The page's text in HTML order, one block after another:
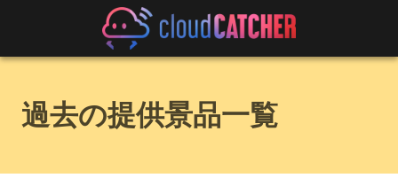
過去の提供景品一覧